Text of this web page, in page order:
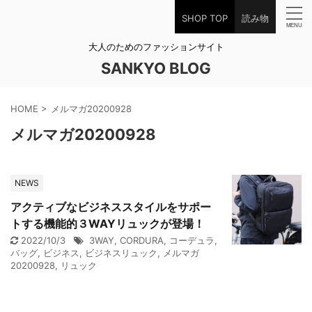
SHOP TOP 読み物
大人のためのファッションサイト
SANKYO BLOG
HOME > メルマガ20200928
メルマガ20200928
NEWS
アクティブなビジネススタイルをサポー
トする機能的３WAYリュックが登場！
2022/10/3 3WAY, CORDURA, コーデュラ,
バッグ, ビジネス, ビジネスリュック, メルマガ
20200928, リュック